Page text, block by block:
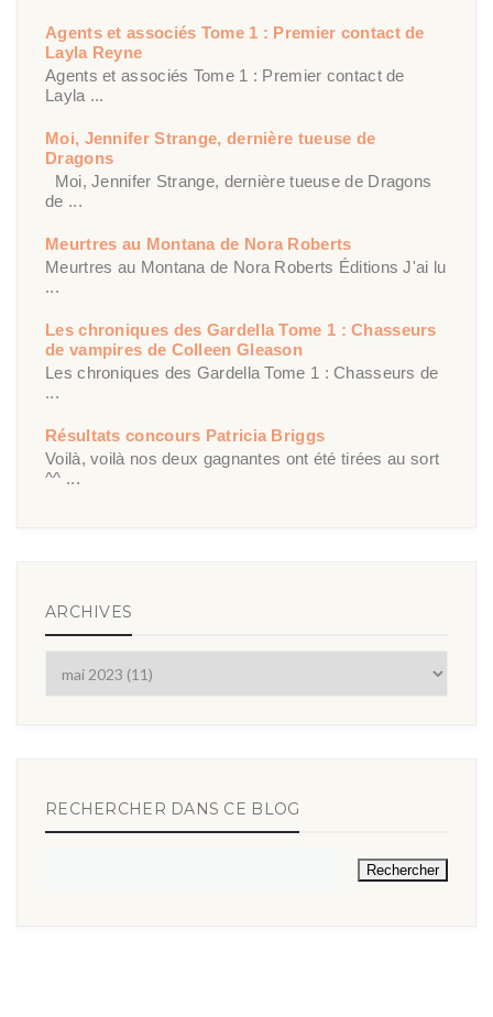
Agents et associés Tome 1 : Premier contact de
Layla Reyne
Agents et associés Tome 1 : Premier contact de
Layla ...
Moi, Jennifer Strange, dernière tueuse de
Dragons
Moi, Jennifer Strange, dernière tueuse de Dragons
de ...
Meurtres au Montana de Nora Roberts
Meurtres au Montana de Nora Roberts Éditions J'ai lu
...
Les chroniques des Gardella Tome 1 : Chasseurs
de vampires de Colleen Gleason
Les chroniques des Gardella Tome 1 : Chasseurs de
...
Résultats concours Patricia Briggs
Voilà, voilà nos deux gagnantes ont été tirées au sort
^^ ...
ARCHIVES
RECHERCHER DANS CE BLOG